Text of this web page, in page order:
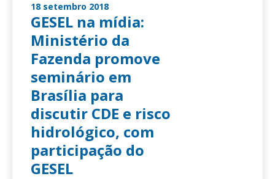
18 setembro 2018
GESEL na mídia:
Ministério da
Fazenda promove
seminário em
Brasília para
discutir CDE e risco
hidrológico, com
participação do
GESEL